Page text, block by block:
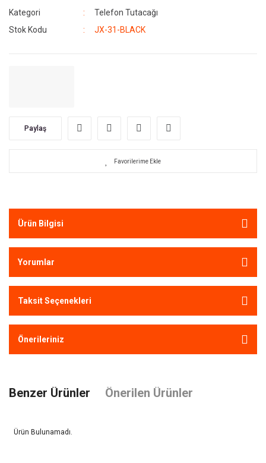
Kategori
Telefon Tutacağı
Stok Kodu
JX-31-BLACK
Paylaş
Ürün Bilgisi
Yorumlar
Taksit Seçenekleri
Önerileriniz
Benzer Ürünler Önerilen Ürünler
Ürün Bulunamadı.